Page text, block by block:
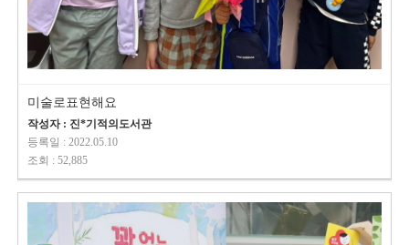
미술로표현해요
작성자 : 진*기적의도서관
등록일 : 2022.05.10
조회 : 52,885